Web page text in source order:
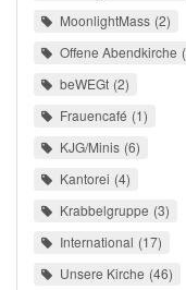
MoonlightMass 2
Offene Abendkirche
beWEGt 2
Frauencafé 1
KJG/Minis 6
Kantorei 4
Krabbelgruppe 3
International 17
Unsere Kirche 46